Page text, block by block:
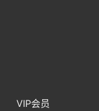
VIP会员